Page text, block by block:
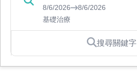
8/6/2026
8/6/2026
基礎治療
搜尋關鍵字